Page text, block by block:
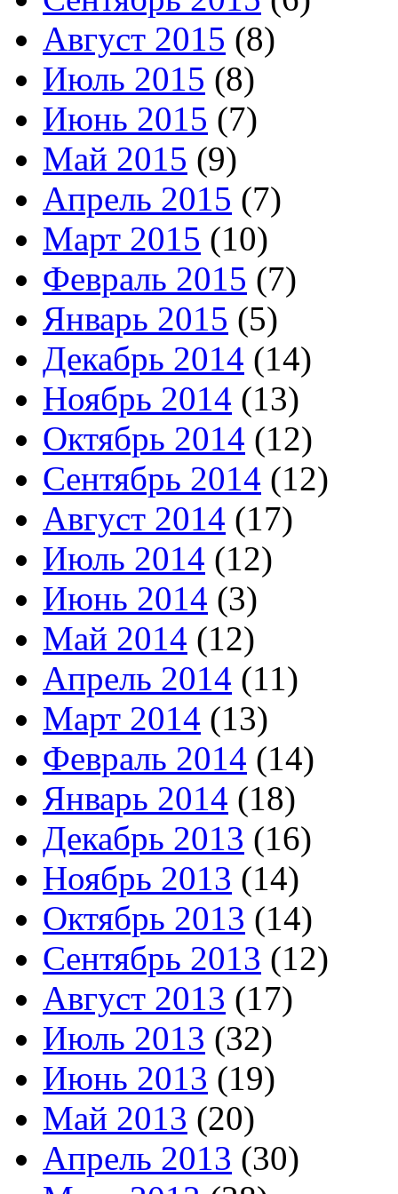
Август 2015 (8)
Июль 2015 (8)
Июнь 2015 (7)
Май 2015 (9)
Апрель 2015 (7)
Март 2015 (10)
Февраль 2015 (7)
Январь 2015 (5)
Декабрь 2014 (14)
Ноябрь 2014 (13)
Октябрь 2014 (12)
Сентябрь 2014 (12)
Август 2014 (17)
Июль 2014 (12)
Июнь 2014 (3)
Май 2014 (12)
Апрель 2014 (11)
Март 2014 (13)
Февраль 2014 (14)
Январь 2014 (18)
Декабрь 2013 (16)
Ноябрь 2013 (14)
Октябрь 2013 (14)
Сентябрь 2013 (12)
Август 2013 (17)
Июль 2013 (32)
Июнь 2013 (19)
Май 2013 (20)
Апрель 2013 (30)